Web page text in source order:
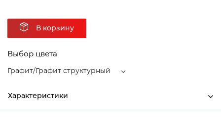
В корзину
Выбор цвета
Графит/Графит структурный
Характеристики